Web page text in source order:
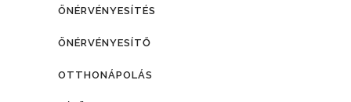
ÖNÉRVÉNYESÍTÉS
ÖNÉRVÉNYESÍTŐ
OTTHONÁPOLÁS